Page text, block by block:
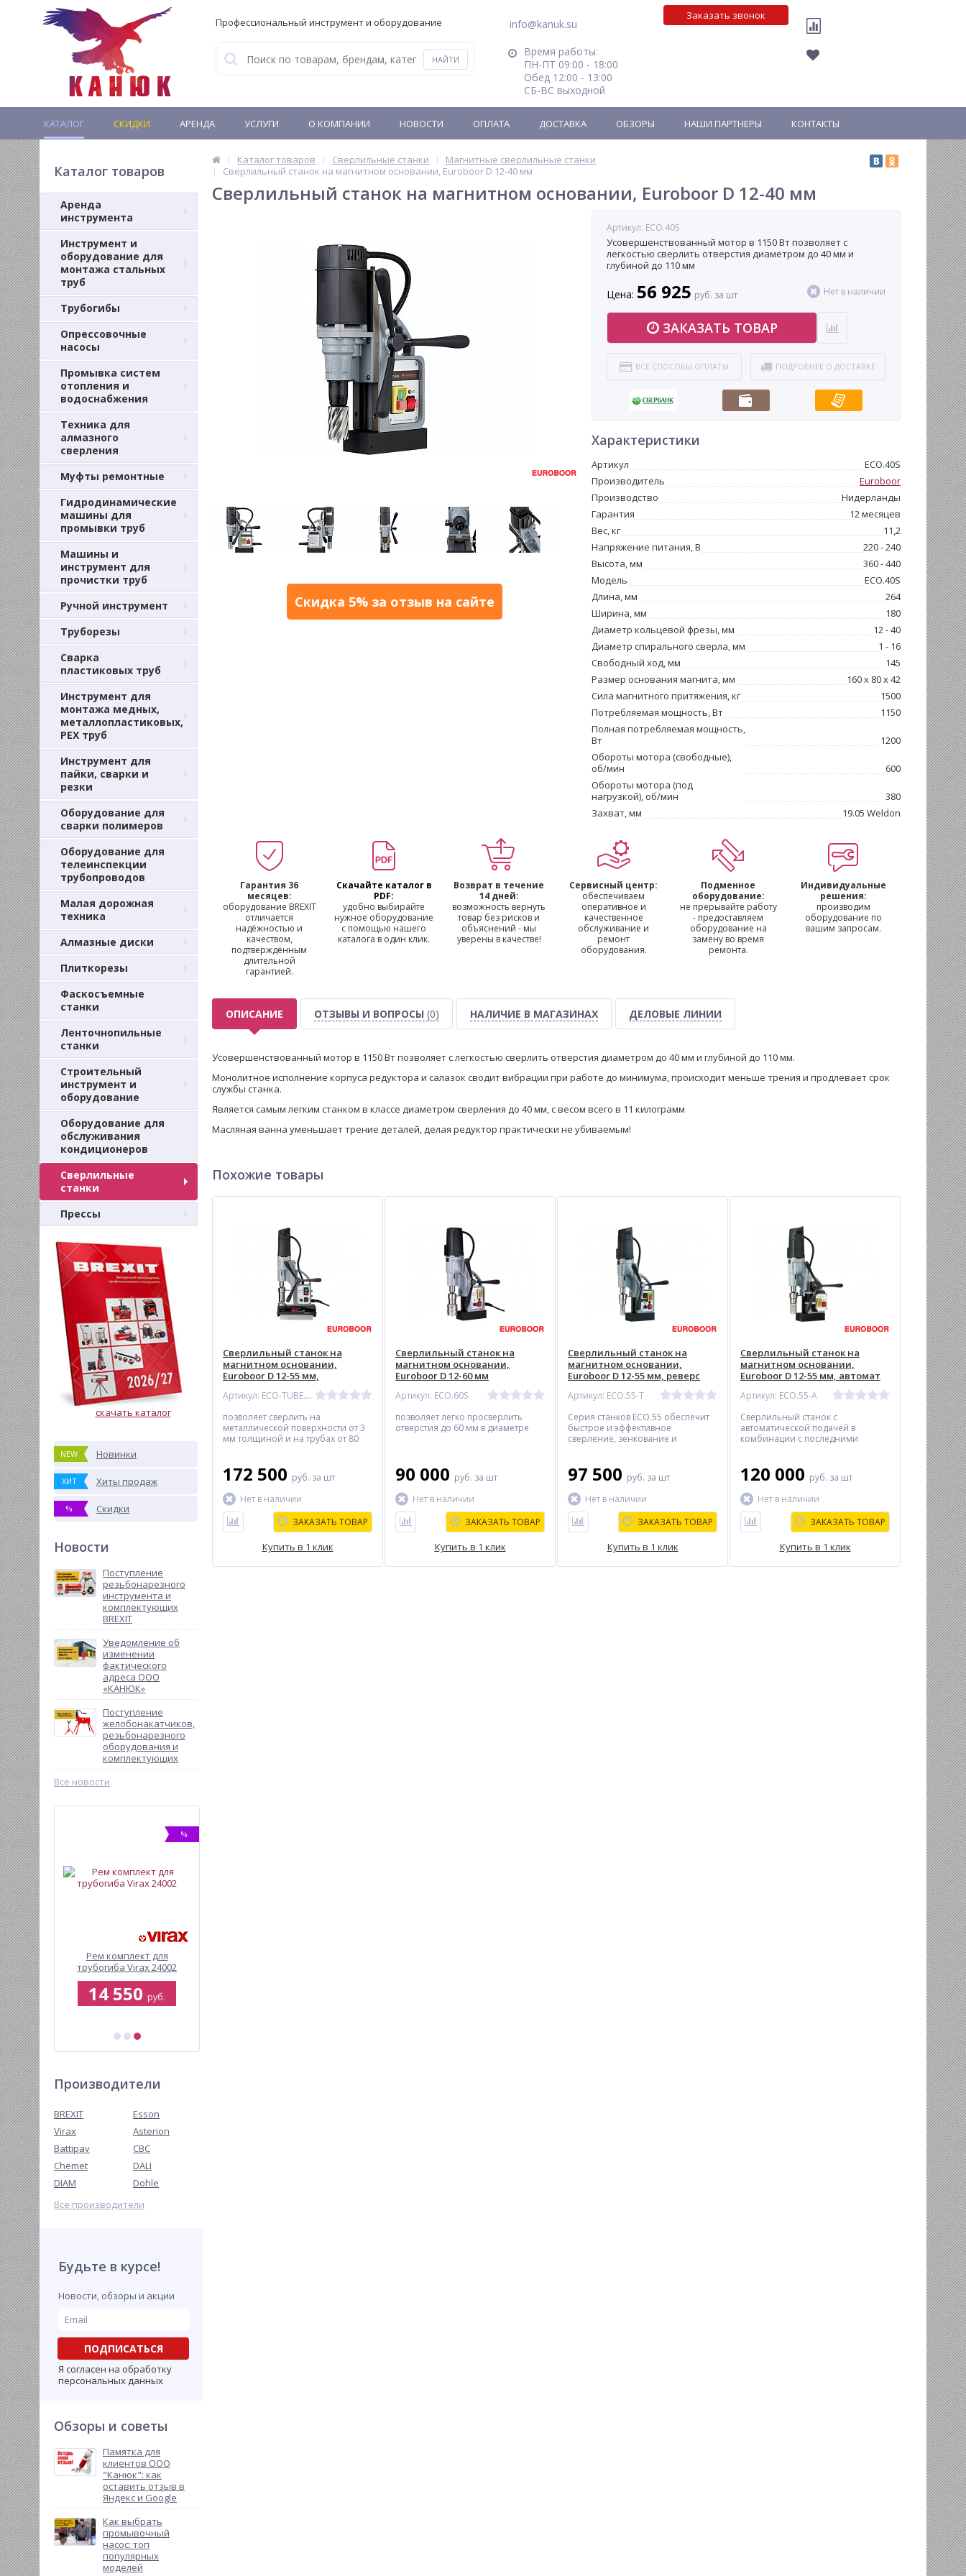
Профессиональный инструмент и оборудование
info@kanuk.su
Время работы:
ПН-ПТ 09:00 - 18:00
Обед 12:00 - 13:00
СБ-ВС выходной
Заказать звонок
КАТАЛОГ СКИДКИ АРЕНДА УСЛУГИ О КОМПАНИИ НОВОСТИ ОПЛАТА ДОСТАВКА ОБЗОРЫ НАШИ ПАРТНЕРЫ КОНТАКТЫ
Каталог товаров
Аренда
инструмента
Инструмент и
оборудование для
монтажа стальных
труб
Трубогибы
Опрессовочные
насосы
Промывка систем
отопления и
водоснабжения
Техника для
алмазного
сверления
Муфты ремонтные
Гидродинамические
машины для
промывки труб
Машины и
инструмент для
прочистки труб
Ручной инструмент
Труборезы
Сварка
пластиковых труб
Инструмент для
монтажа медных,
металлопластиковых,
PEX труб
Инструмент для
пайки, сварки и
резки
Оборудование для
сварки полимеров
Оборудование для
телеинспекции
трубопроводов
Малая дорожная
техника
Алмазные диски
Плиткорезы
Фаскосъемные
станки
Ленточнопильные
станки
Строительный
инструмент и
оборудование
Оборудование для
обслуживания
кондиционеров
Сверлильные
станки
Прессы
скачать каталог
NEW Новинки
ХИТ Хиты продаж
% Скидки
Новости
Поступление
резьбонарезного
инструмента и
комплектующих
BREXIT
Уведомление об
изменении
фактического
адреса ООО
«КАНЮК»
Поступление
желобонакатчиков,
резьбонарезного
оборудования и
комплектующих
Все новости
%
насос
2000
руб.
%
Рем комплект для
трубогиба Virax 24002
14 550 руб.
Производители
BREXIT
Esson
Virax
Asterion
Battipav
CBC
Chemet
DALI
DIAM
Dohle
Все производители
Будьте в курсе!
Новости, обзоры и акции
ПОДПИСАТЬСЯ
Я согласен на обработку
персональных данных
Обзоры и советы
Памятка для
клиентов ООО
"Канюк": как
оставить отзыв в
Яндекс и Google
Как выбрать
промывочный
насос: топ
популярных
моделей
Каталог товаров Сверлильные станки
Магнитные сверлильные станки
Сверлильный станок на магнитном основании, Euroboor D 12-40 мм
Сверлильный станок на магнитном основании, Euroboor D 12-40 мм
Скидка 5% за отзыв на сайте
Артикул: ECO.40S
Усовершенствованный мотор в 1150 Вт позволяет с
легкостью сверлить отверстия диаметром до 40 мм и
глубиной до 110 мм
Цена: 56 925 руб. за шт Нет в наличии
ЗАКАЗАТЬ ТОВАР
ВСЕ СПОСОБЫ ОПЛАТЫ ПОДРОБНЕЕ О ДОСТАВКЕ
Характеристики
Артикул
ECO.40S
Производитель
Euroboor
Производство
Нидерланды
Гарантия
12 месяцев
Вес, кг
11,2
Напряжение питания, В
220 - 240
Высота, мм
360 - 440
Модель
ECO.40S
Длина, мм
264
Ширина, мм
180
Диаметр кольцевой фрезы, мм
12 - 40
Диаметр спирального сверла, мм
1 - 16
Свободный ход, мм
145
Размер основания магнита, мм
160 x 80 x 42
Сила магнитного притяжения, кг
1500
Потребляемая мощность, Вт
1150
Полная потребляемая мощность,
Вт
1200
Обороты мотора (свободные),
об/мин
600
Обороты мотора (под
нагрузкой), об/мин
380
Захват, мм
19.05 Weldon
Гарантия 36
месяцев:
оборудование BREXIT
отличается
надёжностью и
качеством,
подтверждённым
длительной
гарантией.
Скачайте каталог в
PDF:
удобно выбирайте
нужное оборудование
с помощью нашего
каталога в один клик.
Возврат в течение
14 дней:
возможность вернуть
товар без рисков и
объяснений - мы
уверены в качестве!
Сервисный центр:
обеспечиваем
оперативное и
качественное
обслуживание и
ремонт
оборудования.
Подменное
оборудование:
не прерывайте работу
- предоставляем
оборудование на
замену во время
ремонта.
Индивидуальные
решения:
производим
оборудование по
вашим запросам.
ОПИСАНИЕ ОТЗЫВЫ И ВОПРОСЫ (0) НАЛИЧИЕ В МАГАЗИНАХ ДЕЛОВЫЕ ЛИНИИ
Усовершенствованный мотор в 1150 Вт позволяет с легкостью сверлить отверстия диаметром до 40 мм и глубиной до 110 мм.
Монолитное исполнение корпуса редуктора и салазок сводит вибрации при работе до минимума, происходит меньше трения и продлевает срок
службы станка.
Является самым легким станком в классе диаметром сверления до 40 мм, с весом всего в 11 килограмм
Масляная ванна уменьшает трение деталей, делая редуктор практически не убиваемым!
Похожие товары
Сверлильный станок на
магнитном основании,
Euroboor D 12-55 мм,
постоянный магнит
Артикул: ECO-TUBE.55-T
позволяет сверлить на
металлической поверхности от 3
мм толщиной и на трубах от 80
172 500 руб. за шт
Нет в наличии
ЗАКАЗАТЬ ТОВАР
Купить в 1 клик
Сверлильный станок на
магнитном основании,
Euroboor D 12-60 мм
Артикул: ECO.60S
позволяет легко просверлить
отверстия до 60 мм в диаметре
90 000 руб. за шт
Нет в наличии
ЗАКАЗАТЬ ТОВАР
Купить в 1 клик
Сверлильный станок на
магнитном основании,
Euroboor D 12-55 мм, реверс
Артикул: ECO.55-T
Серия станков ЕСО.55 обеспечит
быстрое и эффективное
сверление, зенкование и
97 500 руб. за шт
Нет в наличии
ЗАКАЗАТЬ ТОВАР
Купить в 1 клик
Сверлильный станок на
магнитном основании,
Euroboor D 12-55 мм, автомат
Артикул: ECO.55-A
Сверлильный станок с
автоматической подачей в
комбинации с последними
120 000 руб. за шт
Нет в наличии
ЗАКАЗАТЬ ТОВАР
Купить в 1 клик